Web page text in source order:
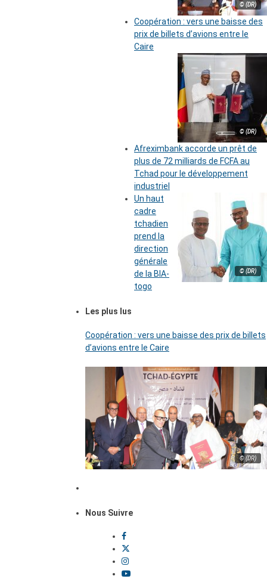
© (DR)
Coopération : vers une baisse des
prix de billets d’avions entre le
Caire
© (DR)
Afreximbank accorde un prêt de
plus de 72 milliards de FCFA au
Tchad pour le développement
industriel
© (DR)
Un haut
cadre
tchadien
prend la
direction
générale
de la BIA-
togo
Les plus lus
Coopération : vers une baisse des prix de billets
d’avions entre le Caire
© (DR)
Nous Suivre